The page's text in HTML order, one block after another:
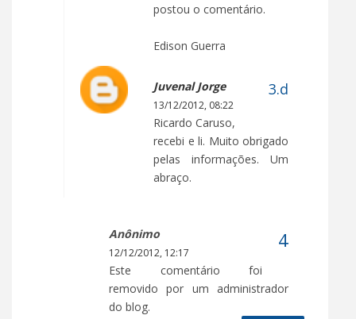
postou o comentário.
Edison Guerra
Juvenal Jorge
13/12/2012, 08:22
Ricardo Caruso,
recebi e li. Muito obrigado
pelas informações. Um
abraço.
Anônimo
12/12/2012, 12:17
Este comentário foi
removido por um administrador
do blog.